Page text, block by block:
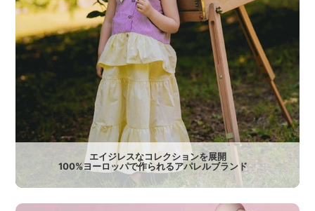
エイジレスなコレクションを展開
100%ヨーロッパで作られるアパレルブランド